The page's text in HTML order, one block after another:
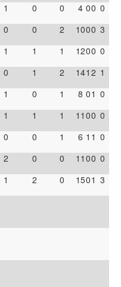
1 0 0 4 00 0
0 0 2 1000 3
1 1 1 1200 0
0 1 2 141 2 1
1 0 1 8 01 0
1 1 1 11 00 0
0 0 1 6 1 1 0
2 0 0 11 00 0
1 2 0 1501 3